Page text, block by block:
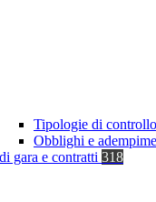
Tipologie di controllo
Obblighi e
gara e contratti 318